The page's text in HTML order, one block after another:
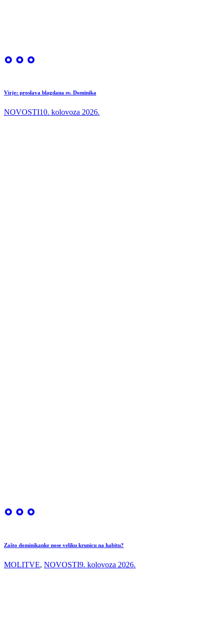
Virje: proslava blagdana sv. Dominika
NOVOSTI10. kolovoza 2026.
Zašto dominikanke nose veliku krunicu na habitu?
MOLITVE, NOVOSTI9. kolovoza 2026.